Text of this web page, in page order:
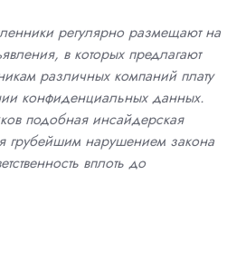
регулярно размещают на
в которых предлагают
различных компаний плату
конфиденциальных данных.
подобная инсайдерская
грубейшим нарушением закона
вплоть до